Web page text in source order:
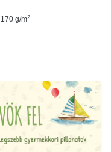
170 g/m2